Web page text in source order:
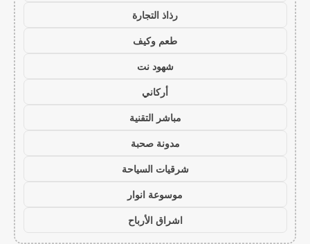
رذاذ التجارة
طعم وكيف
شهود نت
أركاني
مباشر التقنية
مدونة صحبة
شرقيات السياحة
موسوعة انوار
اشراق الأرباح